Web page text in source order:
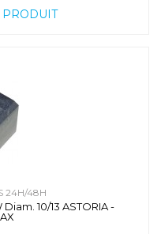
24H/48H
10/13 ASTORIA -